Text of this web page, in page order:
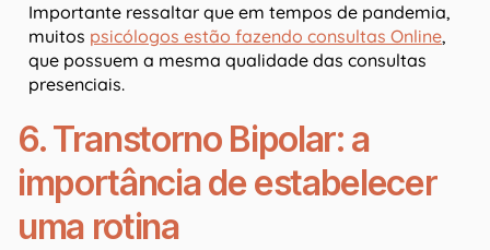
Importante ressaltar que em tempos de pandemia,
muitos psicólogos estão fazendo consultas Online,
que possuem a mesma qualidade das consultas
presenciais.
6. Transtorno Bipolar: a
importância de estabelecer
uma rotina